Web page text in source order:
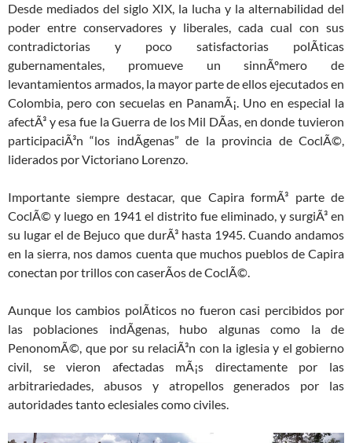
Desde mediados del siglo XIX, la lucha y la alternabilidad del
poder entre conservadores y liberales, cada cual con sus
contradictorias y poco satisfactorias polÃ­ticas
gubernamentales, promueve un sinnÃºmero de
levantamientos armados, la mayor parte de ellos ejecutados en
Colombia, pero con secuelas en PanamÃ¡. Uno en especial la
afectÃ³ y esa fue la Guerra de los Mil DÃ­as, en donde tuvieron
participaciÃ³n “los indÃ­genas” de la provincia de CoclÃ©,
liderados por Victoriano Lorenzo.
Importante siempre destacar, que Capira formÃ³ parte de
CoclÃ© y luego en 1941 el distrito fue eliminado, y surgiÃ³ en
su lugar el de Bejuco que durÃ³ hasta 1945. Cuando andamos
en la sierra, nos damos cuenta que muchos pueblos de Capira
conectan por trillos con caserÃ­os de CoclÃ©.
Aunque los cambios polÃ­ticos no fueron casi percibidos por
las poblaciones indÃ­genas, hubo algunas como la de
PenonomÃ©, que por su relaciÃ³n con la iglesia y el gobierno
civil, se vieron afectadas mÃ¡s directamente por las
arbitrariedades, abusos y atropellos generados por las
autoridades tanto eclesiales como civiles.